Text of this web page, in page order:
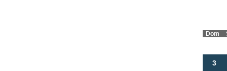
Dom
3